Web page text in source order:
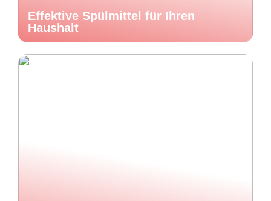
Effektive Spülmittel für Ihren
Haushalt